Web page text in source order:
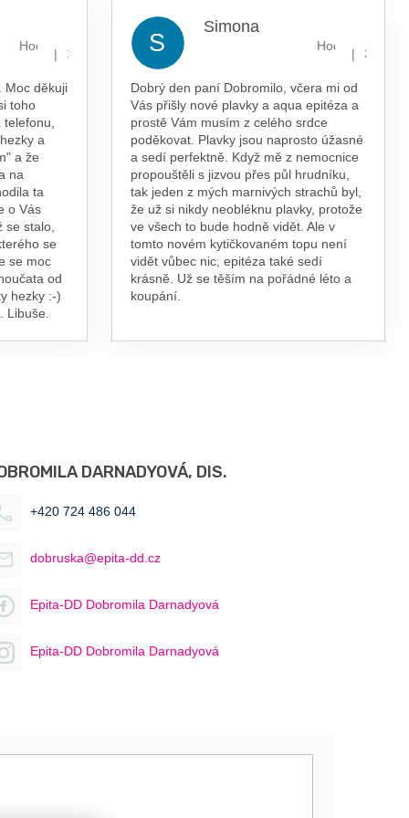
Hodnocení obchodu je 5 z 5 hvězdiček.
| 13.7.2026
Moc děkuji
toho
a
a že
na
ta
o Vás
se stalo,
se
se moc
od
hezky :-)
Libuše.
S
Simona
Hodnocení
|
Dobrý den paní Dobromilo, včera mi od
Vás přišly nové plavky a aqua epitéza a
prostě Vám musím z celého srdce
poděkovat. Plavky jsou naprosto úžasné
a sedí perfektně. Když mě z nemocnice
propouštěli s jizvou přes půl hrudníku,
tak jeden z mých marnivých strachů byl,
že už si nikdy neobléknu plavky, protože
ve všech to bude hodně vidět. Ale v
tomto novém kytičkovaném topu není
vidět vůbec nic, epitéza také sedí
krásně. Už se těším na pořádné léto a
koupání.
DARNADYOVÁ, DIS.
+420 724 486 044
dobruska@epita-dd.cz
Epita-DD Dobromila Darnadyová
Epita-DD Dobromila Darnadyová